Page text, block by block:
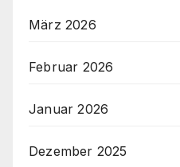
März 2026
Februar 2026
Januar 2026
Dezember 2025